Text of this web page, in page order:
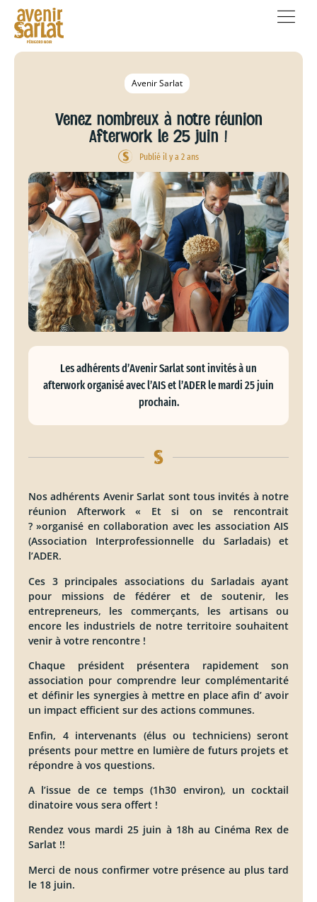
Avenir Sarlat
Venez nombreux à notre réunion
Afterwork le 25 juin !
Publié il y a 2 ans
Les adhérents d’Avenir Sarlat sont invités à un
afterwork organisé avec l’AIS et l’ADER le mardi 25 juin
prochain.
Nos adhérents Avenir Sarlat sont tous invités à notre
réunion Afterwork « Et si on se rencontrait
? »organisé en collaboration avec les association AIS
(Association Interprofessionnelle du Sarladais) et
l’ADER.
Ces 3 principales associations du Sarladais ayant
pour missions de fédérer et de soutenir, les
entrepreneurs, les commerçants, les artisans ou
encore les industriels de notre territoire souhaitent
venir à votre rencontre !
Chaque président présentera rapidement son
association pour comprendre leur complémentarité
et définir les synergies à mettre en place afin d’ avoir
un impact efficient sur des actions communes.
Enfin, 4 intervenants (élus ou techniciens) seront
présents pour mettre en lumière de futurs projets et
répondre à vos questions.
A l’issue de ce temps (1h30 environ), un cocktail
dinatoire vous sera offert !
Rendez vous mardi 25 juin à 18h au Cinéma Rex de
Sarlat !!
Merci de nous confirmer votre présence au plus tard
le 18 juin.